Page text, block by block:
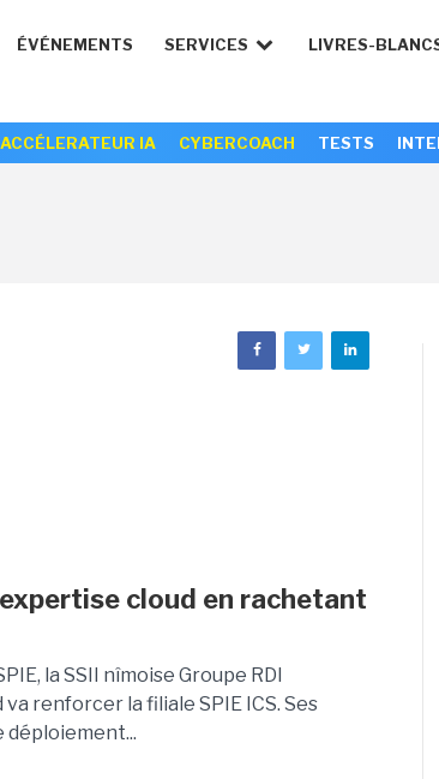
ÉVÉNEMENTS SERVICES LIVRES-
ACCÉLERATEUR IA CYBERCOACH TESTS
cloud en rachetant
la SSII nîmoise Groupe RDI
renforcer la filiale SPIE ICS. Ses